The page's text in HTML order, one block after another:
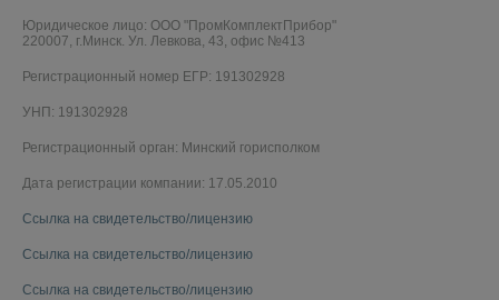
Юридическое лицо: ООО "ПромКомплектПрибор"
220007, г.Минск. Ул. Левкова, 43, офис №413
Регистрационный номер ЕГР: 191302928
УНП: 191302928
Регистрационный орган: Минский горисполком
Дата регистрации компании: 17.05.2010
Ссылка на свидетельство/лицензию
Ссылка на свидетельство/лицензию
Ссылка на свидетельство/лицензию